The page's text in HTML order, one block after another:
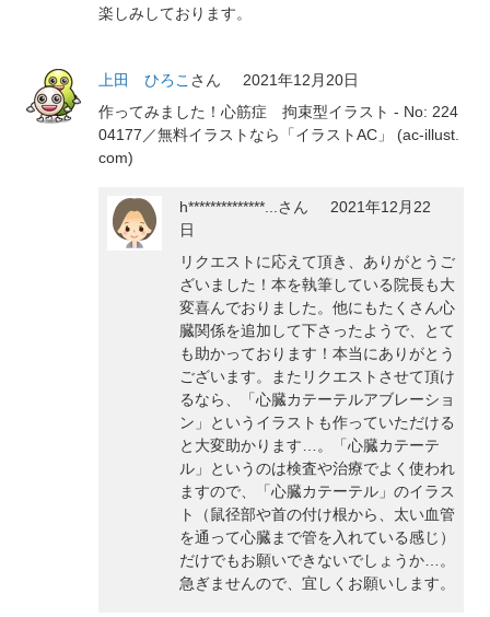
楽しみしております。
上田 ひろこ さん
2021年12月20日
作ってみました！心筋症 拘束型イラスト - No: 224
04177／無料イラストなら「イラストAC」 (ac-illust.
com)
h**************... さん
2021年12月22
日
リクエストに応えて頂き、ありがとうご
ざいました！本を執筆している院長も大
変喜んでおりました。他にもたくさん心
臓関係を追加して下さったようで、とて
も助かっております！本当にありがとう
ございます。またリクエストさせて頂け
るなら、「心臓カテーテルアブレーショ
ン」というイラストも作っていただける
と大変助かります…。「心臓カテーテ
ル」というのは検査や治療でよく使われ
ますので、「心臓カテーテル」のイラス
ト（鼠径部や首の付け根から、太い血管
を通って心臓まで管を入れている感じ）
だけでもお願いできないでしょうか…。
急ぎませんので、宜しくお願いします。